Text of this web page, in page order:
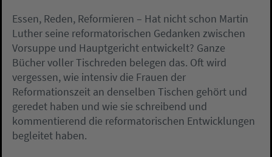
Essen, Reden, Reformieren – Hat nicht schon Martin
Luther seine reformatorischen Gedanken zwischen
Vorsuppe und Hauptgericht entwickelt? Ganze
Bücher voller Tischreden belegen das. Oft wird
vergessen, wie intensiv die Frauen der
Reformationszeit an denselben Tischen gehört und
geredet haben und wie sie schreibend und
kommentierend die reformatorischen Entwicklungen
begleitet haben.